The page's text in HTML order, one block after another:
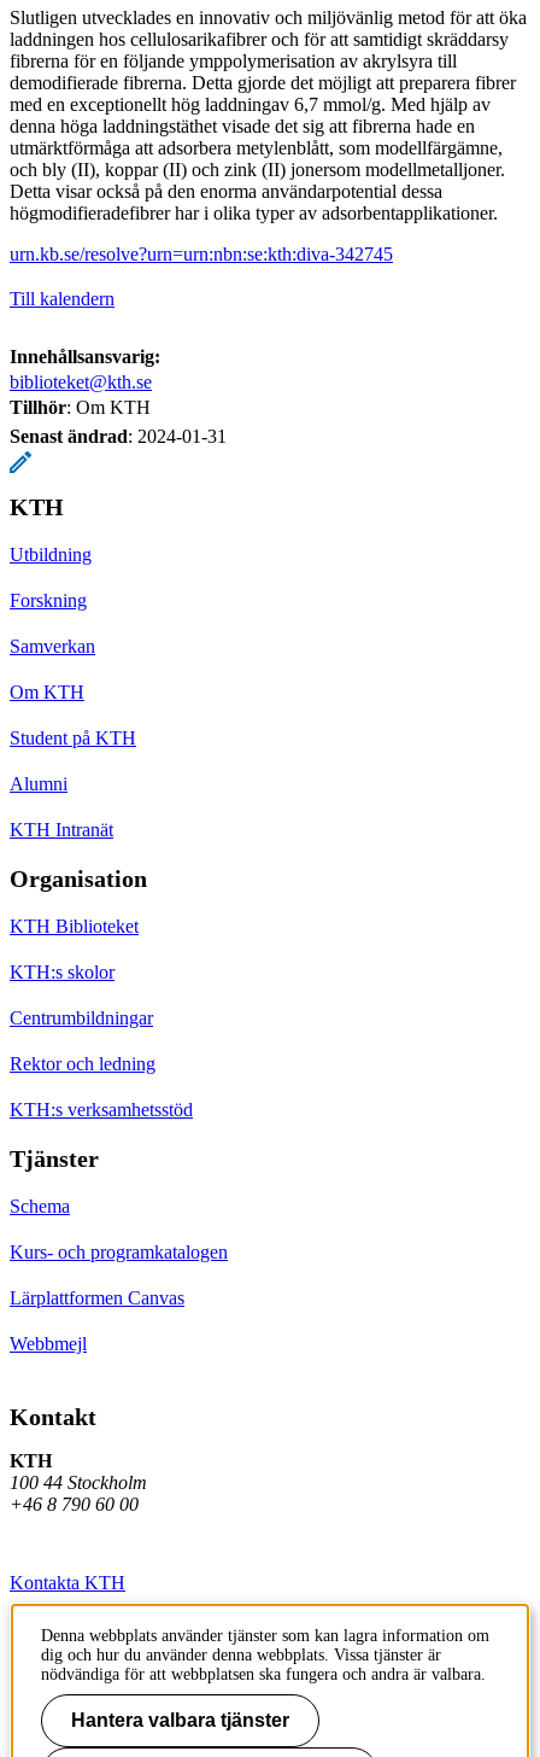
Slutligen utvecklades en innovativ och miljövänlig metod för att öka
laddningen hos cellulosarikafibrer och för att samtidigt skräddarsy
fibrerna för en följande ymppolymerisation av akrylsyra till
demodifierade fibrerna. Detta gjorde det möjligt att preparera fibrer
med en exceptionellt hög laddningav 6,7 mmol/g. Med hjälp av
denna höga laddningstäthet visade det sig att fibrerna hade en
utmärktförmåga att adsorbera metylenblått, som modellfärgämne,
och bly (II), koppar (II) och zink (II) jonersom modellmetalljoner.
Detta visar också på den enorma användarpotential dessa
högmodifieradefibrer har i olika typer av adsorbentapplikationer.
urn.kb.se/resolve?urn=urn:nbn:se:kth:diva-342745
Till kalendern
Innehållsansvarig:
biblioteket@kth.se
Tillhör: Om KTH
Senast ändrad: 2024-01-31
KTH
Utbildning
Forskning
Samverkan
Om KTH
Student på KTH
Alumni
KTH Intranät
Organisation
KTH Biblioteket
KTH:s skolor
Centrumbildningar
Rektor och ledning
KTH:s verksamhetsstöd
Tjänster
Schema
Kurs- och programkatalogen
Lärplattformen Canvas
Webbmejl
Kontakt
KTH
100 44 Stockholm
+46 8 790 60 00
Kontakta KTH
Jobba på KTH
Press och media
Faktura och betalning KTH
Denna webbplats använder tjänster som kan lagra information om
dig och hur du använder denna webbplats. Vissa tjänster är
nödvändiga för att webbplatsen ska fungera och andra är valbara.
Hantera valbara tjänster